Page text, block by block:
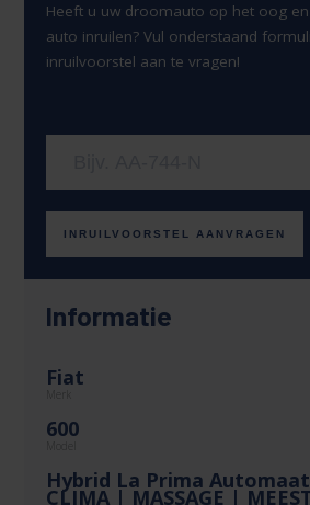
Heeft u uw droomauto op het oog
auto inruilen? Vul onderstaand
inruilvoorstel aan te vragen!
INRUILVOORSTEL AANVRAGEN
Informatie
Fiat
600
Hybrid La Prima Automaat
CLIMA | MASSAGE |